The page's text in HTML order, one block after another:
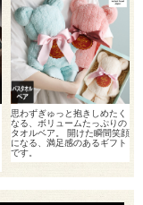
思わずぎゅっと抱きしめたく
なる、ボリュームたっぷりの
タオルベア。 開けた瞬間笑顔
になる、満足感のあるギフト
です。